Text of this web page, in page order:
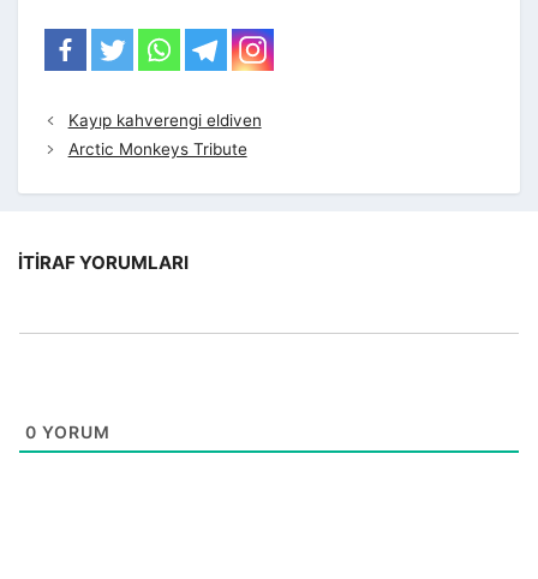
Kayıp kahverengi eldiven
Arctic Monkeys Tribute
İTIRAF YORUMLARI
0 YORUM